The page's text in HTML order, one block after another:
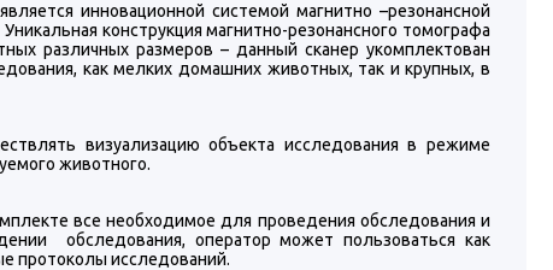
является инновационной системой магнитно –резонансной
конструкция магнитно-резонансного томографа
различных размеров – данный сканер укомплектован
как мелких домашних животных, так и крупных, в
визуализацию объекта исследования в режиме
животного.
все необходимое для проведения обследования и
обследования, оператор может пользоваться как
протоколы исследований.